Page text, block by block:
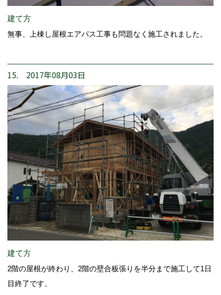
建て方
無事、上棟し屋根エアパス工事も問題なく施工されました。
15. 2017年08月03日
建て方
2階の屋根が終わり、2階の壁合板張りを半分まで施工して1日
目終了です。